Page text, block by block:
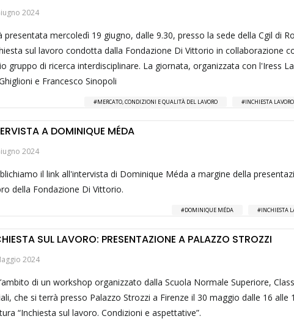
2024
presentata mercoledì 19 giugno, dalle 9.30, presso la sede della Cgil di
sul lavoro condotta dalla Fondazione Di Vittorio in collaborazione
gruppo di ricerca interdisciplinare. La giornata, organizzata con l'Iress
e Francesco Sinopoli
MERCATO, CONDIZIONI E QUALITÀ DEL LAVORO INCHIESTA LAVORO
A DOMINIQUE MÉDA
2024
il link all'intervista di Dominique Méda a margine della
della Fondazione Di Vittorio.
DOMINIQUE MÉDA INCHIESTA
SUL LAVORO: PRESENTAZIONE A PALAZZO STROZZI
2024
di un workshop organizzato dalla Scuola Normale Superiore,
che si terrà presso Palazzo Strozzi a Firenze il 30 maggio dalle 16 alle
“Inchiesta sul lavoro. Condizioni e aspettative”.